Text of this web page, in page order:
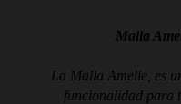
Malla
La Malla Amelie, es
funcionalidad para